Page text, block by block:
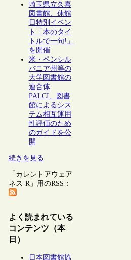
埼玉県立久喜
図書館、休館
日特別イベン
ト「本のタイ
トルで一句!」
を開催
米・ペンシル
バニア州等の
大学図書館の
連合体
PALCI、図書
館によるシス
テム相互運用
性評価のため
のガイドを公
開
続きを見る
「カレントアウェア
ネス-R」用のRSS：
よく読まれている
コンテンツ（本
日）
日本図書館協